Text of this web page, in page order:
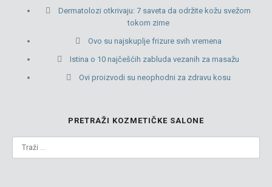
Dermatolozi otkrivaju: 7 saveta da održite kožu svežom
tokom zime
Ovo su najskuplje frizure svih vremena
Istina o 10 najčešćih zabluda vezanih za masažu
Ovi proizvodi su neophodni za zdravu kosu
PRETRAŽI KOZMETIČKE SALONE